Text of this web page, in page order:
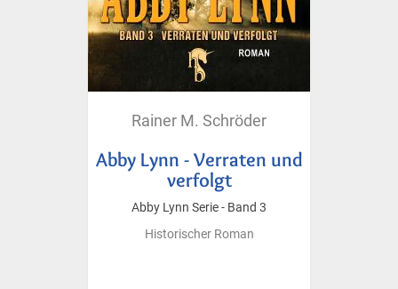
Rainer M. Schröder
Abby Lynn - Verraten und
verfolgt
Abby Lynn Serie - Band 3
Historischer Roman